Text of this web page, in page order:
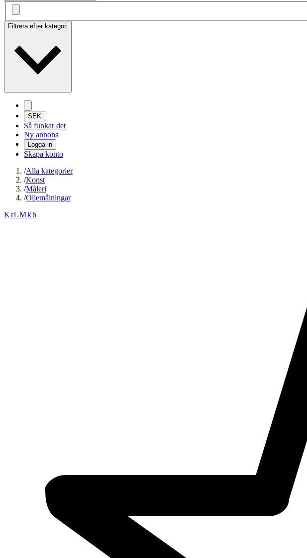
Filtrera efter kategori
SEK
Så funkar det
Ny annons
Logga in
Skapa konto
/Alla kategorier
/Konst
/Måleri
/Oljemålningar
Kri.Mkh